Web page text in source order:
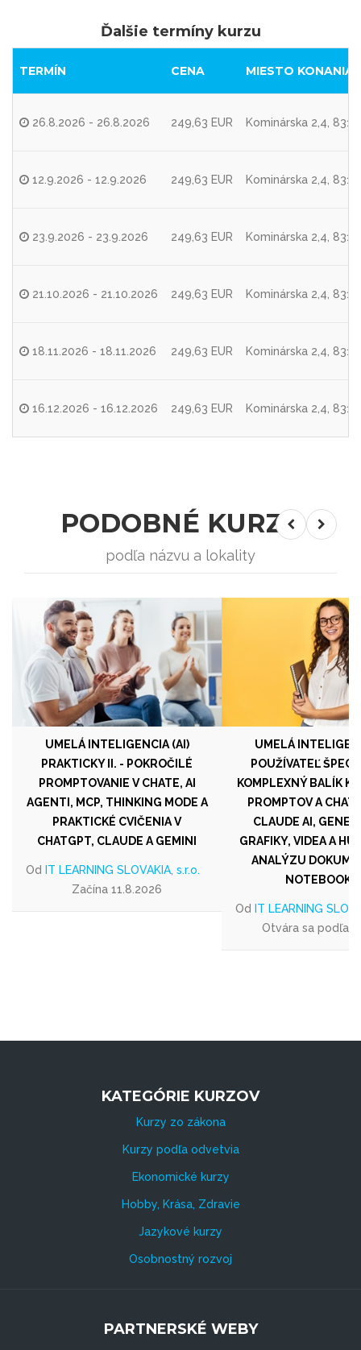
Ďalšie termíny kurzu
TERMÍN CENA MIESTO KONANIA
26.8.2026 - 26.8.2026 249,63 EUR Kominárska 2,4,
12.9.2026 - 12.9.2026 249,63 EUR Kominárska 2,4,
23.9.2026 - 23.9.2026 249,63 EUR Kominárska 2,4,
21.10.2026 - 21.10.2026 249,63 EUR Kominárska 2,4,
18.11.2026 - 18.11.2026 249,63 EUR Kominárska 2,4,
16.12.2026 - 16.12.2026 249,63 EUR Kominárska 2,4,
PODOBNÉ KURZY
podľa názvu a lokality
UMELÁ INTELIGENCIA (AI)
PRAKTICKY II. - POKROČILÉ
PROMPTOVANIE V CHATE, AI
AGENTI, MCP, THINKING MODE A
PRAKTICKÉ CVIČENIA V
CHATGPT, CLAUDE A GEMINI
Od IT LEARNING SLOVAKIA, s.r.o.
Začína 11.8.2026
UMELÁ
POUŽÍVATEĽ
KOMPLEXNÝ BALÍK
PROMPTOV A
CLAUDE AI,
GRAFIKY, VIDEA A
ANALÝZU
Od IT LEARNING
Otvára sa podľa
KATEGÓRIE KURZOV
Kurzy zo zákona
Kurzy podľa odvetvia
Ekonomické kurzy
Hobby, Krása, Zdravie
Jazykové kurzy
Osobnostný rozvoj
PARTNERSKÉ WEBY